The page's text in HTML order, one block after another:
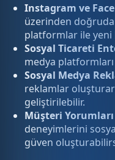
Instagram ve
üzerinden
platformlar ile yeni
Sosyal Ticareti
medya
Sosyal Medya
reklamlar
geliştirilebilir.
Müşteri
deneyimlerini
güven